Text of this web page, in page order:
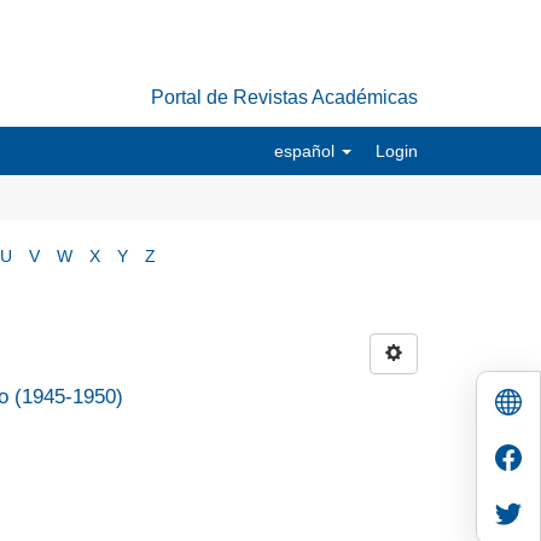
Portal de Revistas Académicas
español Login
U V W X Y Z
(1945-1950)